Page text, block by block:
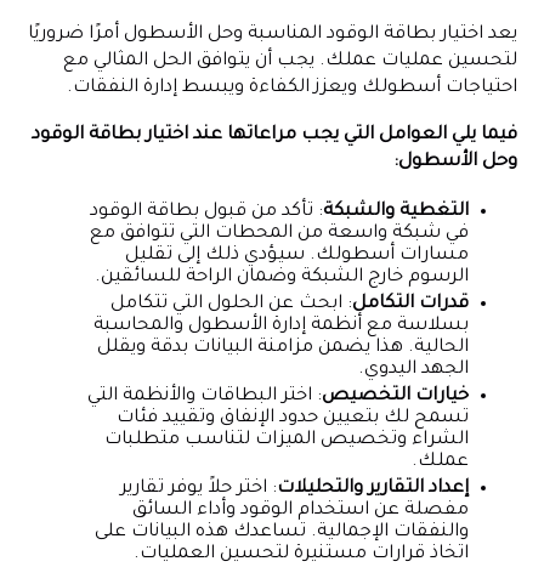
يعد اختيار بطاقة الوقود المناسبة وحل الأسطول أمرًا ضروريًا
لتحسين عمليات عملك. يجب أن يتوافق الحل المثالي مع
احتياجات أسطولك ويعزز الكفاءة ويبسط إدارة النفقات.
فيما يلي العوامل التي يجب مراعاتها عند اختيار بطاقة الوقود
وحل الأسطول:
التغطية والشبكة: تأكد من قبول بطاقة الوقود
في شبكة واسعة من المحطات التي تتوافق مع
مسارات أسطولك. سيؤدي ذلك إلى تقليل
الرسوم خارج الشبكة وضمان الراحة للسائقين.
قدرات التكامل: ابحث عن الحلول التي تتكامل
بسلاسة مع أنظمة إدارة الأسطول والمحاسبة
الحالية. هذا يضمن مزامنة البيانات بدقة ويقلل
الجهد اليدوي.
خيارات التخصيص: اختر البطاقات والأنظمة التي
تسمح لك بتعيين حدود الإنفاق وتقييد فئات
الشراء وتخصيص الميزات لتناسب متطلبات
عملك.
إعداد التقارير والتحليلات: اختر حلاً يوفر تقارير
مفصلة عن استخدام الوقود وأداء السائق
والنفقات الإجمالية. تساعدك هذه البيانات على
اتخاذ قرارات مستنيرة لتحسين العمليات.